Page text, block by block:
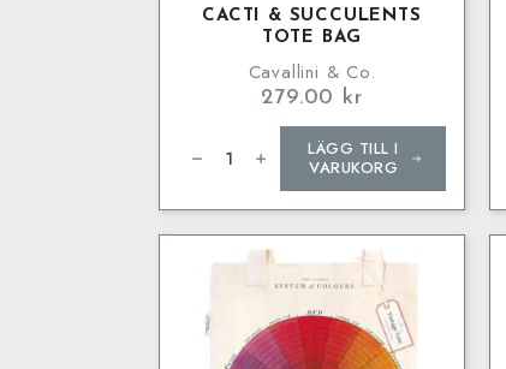
CACTI & SUCCULENTS
TOTE BAG
Cavallini & Co.
279.00 kr
Succulents
mängd
LÄGG TILL I
VARUKORG